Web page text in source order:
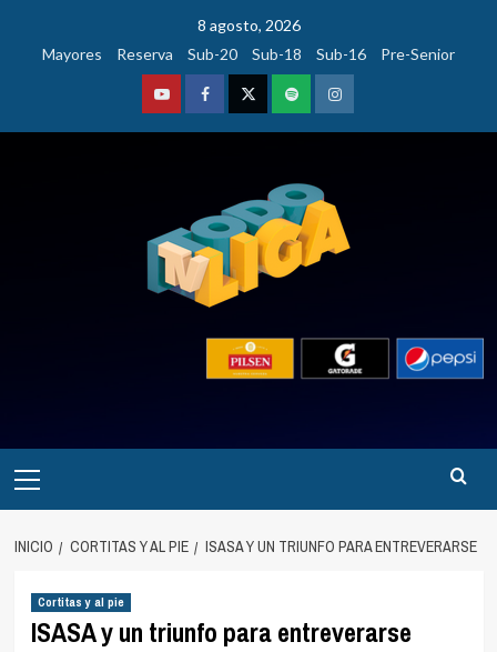
contenido
8 agosto, 2026
Mayores
Reserva Sub-20 Sub-18 Sub-16 Pre-Senior
YoutubeFacebookTwitterPodcastInstagram
principal
INICIO CORTITAS Y AL PIE ISASA Y UN TRIUNFO PARA ENTREVERARSE
Cortitas y al pie
ISASA y un triunfo para entreverarse